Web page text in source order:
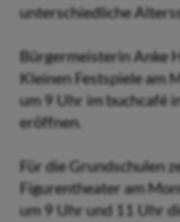
unterschiedliche
Bürgermeisterin Anke
Kleinen Festspiele am
um 9 Uhr im buchcafé
eröffnen.
Für die Grundschulen
Figurentheater am
um 9 Uhr und 11 Uhr